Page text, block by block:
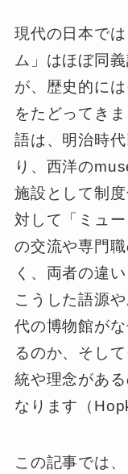
現代の日本で
ム」はほぼ同
が、歴史的に
をたどってき
語は、明治時
り、西洋の
施設として制
対して「ミュ
の交流や専門
く、両者の違
こうした語源
代の博物館が
るのか、そし
統や理念があ
なります（
この記事では